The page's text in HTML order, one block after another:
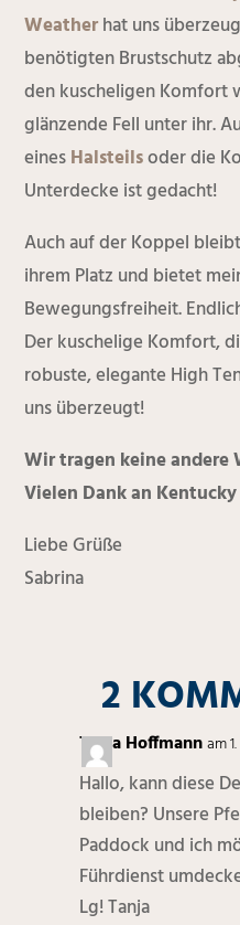
Weatherhat uns
benötigten Brustschutz
den kuscheligen Komfort
glänzende Fell unter ihr.
einesHalsteilsoder die
Unterdecke ist gedacht!
Auch auf der Koppel
ihrem Platz und bietet
Bewegungsfreiheit.
Der kuschelige Komfort,
robuste, elegante High
uns überzeugt!
Wir tragen keine andere
Vielen Dank an
Liebe Grüße
Sabrina
2
Tanja Hoffmannam
Hallo, kann diese
bleiben? Unsere
Paddock und ich
Führdienst
Lg! Tanja